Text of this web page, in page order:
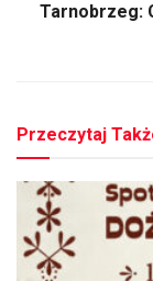
Tarnobrzeg:
Przeczytaj